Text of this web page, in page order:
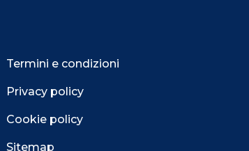
Termini e condizioni
Privacy policy
Cookie policy
Sitemap